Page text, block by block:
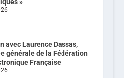
»
avec Laurence Dassas,
générale de la Fédération
Française